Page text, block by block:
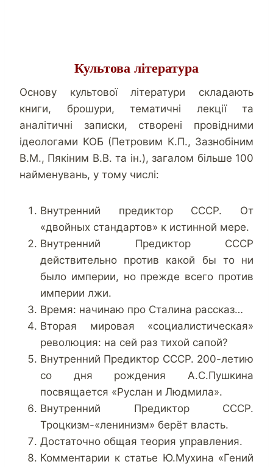
Культова література
Основу культової літератури складають
книги, брошури, тематичні лекції та
аналітичні записки, створені провідними
ідеологами КОБ (Петровим К.П., Зазнобіним
В.М., Пякіним В.В. та ін.), загалом більше 100
найменувань, у тому числі:
Внутренний предиктор СССР. От
«двойных стандартов» к истинной мере.
Внутренний Предиктор СССР
действительно против какой бы то ни
было империи, но прежде всего против
империи лжи.
Время: начинаю про Сталина рассказ…
Вторая мировая «социалистическая»
революция: на сей раз тихой сапой?
Внутренний Предиктор СССР. 200-летию
со дня рождения А.С.Пушкина
посвящается «Руслан и Людмила».
Внутренний Предиктор СССР.
Троцкизм-«ленинизм» берёт власть.
Достаточно общая теория управления.
Комментарии к статье Ю.Мухина «Гений